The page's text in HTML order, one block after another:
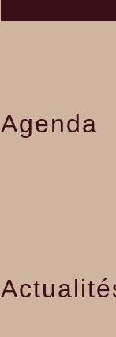
Agenda